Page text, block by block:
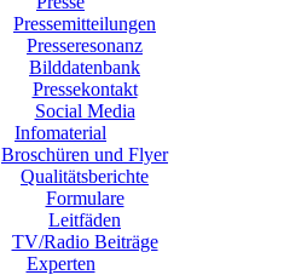
Pressemitteilungen
Presseresonanz
Bilddatenbank
Pressekontakt
Social Media
Infomaterial
Broschüren und Flyer
Qualitätsberichte
Formulare
Leitfäden
TV/Radio Beiträge
Experten